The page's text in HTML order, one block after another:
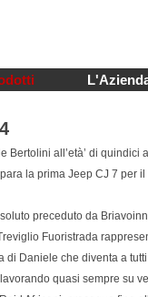
Bertolini all’età’ di
la prima Jeep CJ 7 per
preceduto da
Fuoristrada
di Daniele che diventa a
quasi sempre su